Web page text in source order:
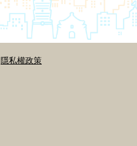
隱私權政策